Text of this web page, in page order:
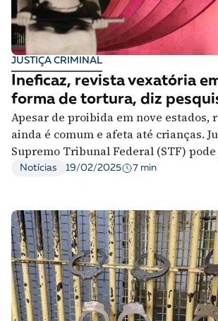
JUSTIÇA CRIMINAL
Ineficaz, revista vexatória
forma de tortura, diz
Apesar de proibida em nove estados,
ainda é comum e afeta até crianças.
Supremo Tribunal Federal (STF)
prática
Notícias 19/02/2025 7 min